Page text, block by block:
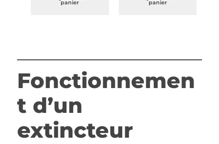
panier panier
Fonctionnemen
t d’un
extincteur